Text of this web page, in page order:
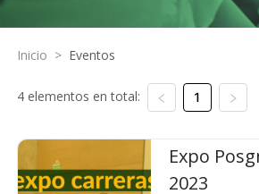
Inicio > Eventos
4 elementos en total: 1
Expo
2023